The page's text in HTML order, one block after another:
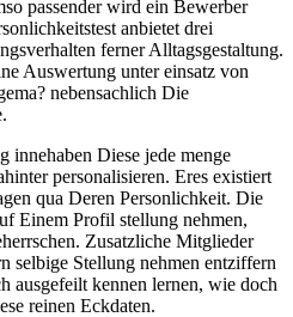
passender wird ein Bewerber
anbietet drei
ferner Alltagsgestaltung.
Auswertung unter einsatz von
nebensachlich Die
innehaben Diese jede menge
personalisieren. Eres existiert
qua Deren Personlichkeit. Die
Einem Profil stellung nehmen,
Zusatzliche Mitglieder
selbige Stellung nehmen entziffern
ausgefeilt kennen lernen, wie doch
reinen Eckdaten.